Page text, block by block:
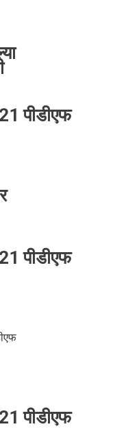
पीडीएफ
पीडीएफ
पीडीएफ